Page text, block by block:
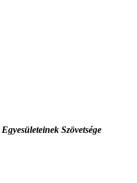
Szövetsége